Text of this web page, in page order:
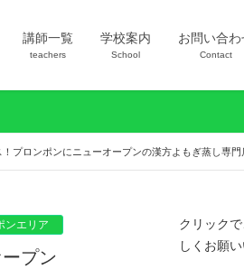
講師一覧
teachers
学校案内
School
お問い合わ
Contact
プロンポンにニューオープンの漢方よもぎ蒸し専門
ンエリア
プン
クリック
しくお願